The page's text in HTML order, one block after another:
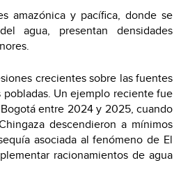
amazónica y pacífica, donde se
agua, presentan densidades
crecientes sobre las fuentes
pobladas. Un ejemplo reciente fue
entre 2024 y 2025, cuando
descendieron a mínimos
asociada al fenómeno de El
racionamientos de agua